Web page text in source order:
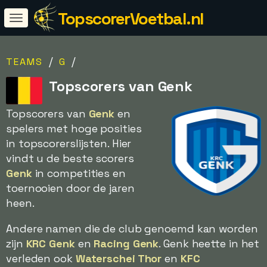
TopscorerVoetbal.nl
TEAMS / G /
Topscorers van Genk
Topscorers van Genk en
spelers met hoge posities
in topscorerslijsten. Hier
vindt u de beste scorers
Genkin competities en
toernooien door de jaren
heen.
Andere namen die de club genoemd kan worden
zijn KRC Genken Racing Genk. Genk heette in het
verleden ook Waterschei Thor en KFC